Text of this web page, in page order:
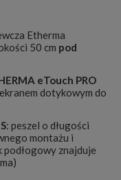
Etherma
50 cm pod
eTouch PRO
dotykowym do
: peszel o długości
montażu i
podłogowy znajduje